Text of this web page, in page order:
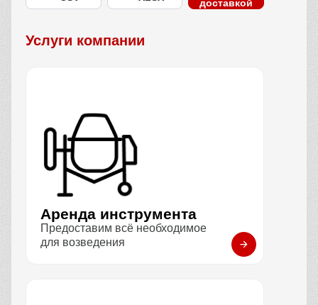
доставкой
Услуги компании
Аренда инструмента
Предоставим всё необходимое
для возведения